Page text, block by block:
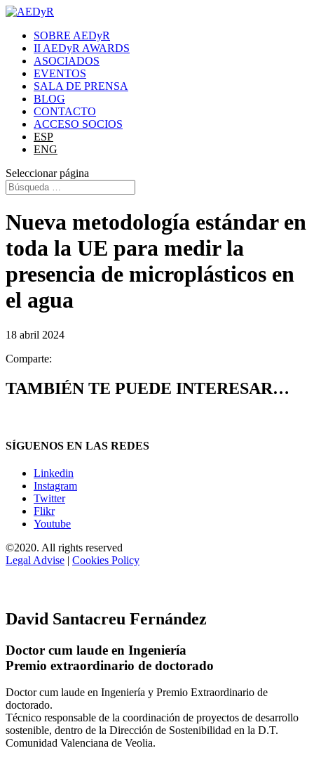
SOBRE AEDyR
II AEDyR AWARDS
ASOCIADOS
EVENTOS
SALA DE PRENSA
BLOG
CONTACTO
ACCESO SOCIOS
ESP
ENG
Seleccionar página
Nueva metodología estándar en
toda la UE para medir la
presencia de microplásticos en
el agua
18 abril 2024
Comparte:
TAMBIÉN TE PUEDE INTERESAR…
SÍGUENOS EN LAS REDES
Linkedin
Instagram
Twitter
Flikr
Youtube
©2020. All rights reserved
Legal Advise | Cookies Policy
David Santacreu Fernández
Doctor cum laude en Ingeniería
Premio extraordinario de doctorado
Doctor cum laude en Ingeniería y Premio Extraordinario de
doctorado.
Técnico responsable de la coordinación de proyectos de desarrollo
sostenible, dentro de la Dirección de Sostenibilidad en la D.T.
Comunidad Valenciana de Veolia.